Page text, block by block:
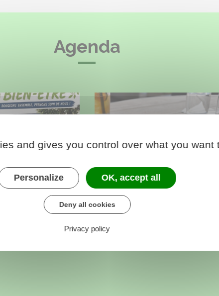
Agenda
Sport "Bien-Être"
du Sport "Bien-
Jour de marché !
Jour de marché !
and gives you control over what you want
Personalize OK, accept all
Deny all cookies
Privacy policy